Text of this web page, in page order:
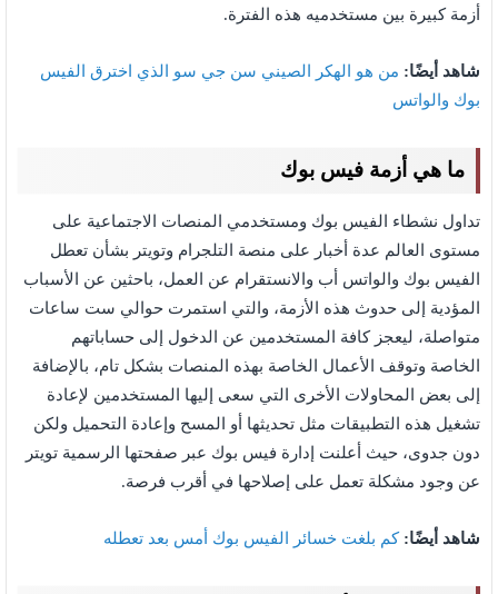
أزمة كبيرة بين مستخدميه هذه الفترة.
شاهد أيضًا: من هو الهكر الصيني سن جي سو الذي اخترق الفيس
بوك والواتس
ما هي أزمة فيس بوك
تداول نشطاء الفيس بوك ومستخدمي المنصات الاجتماعية على
مستوى العالم عدة أخبار على منصة التلجرام وتويتر بشأن تعطل
الفيس بوك والواتس أب والانستقرام عن العمل، باحثين عن الأسباب
المؤدية إلى حدوث هذه الأزمة، والتي استمرت حوالي ست ساعات
متواصلة، ليعجز كافة المستخدمين عن الدخول إلى حساباتهم
الخاصة وتوقف الأعمال الخاصة بهذه المنصات بشكل تام، بالإضافة
إلى بعض المحاولات الأخرى التي سعى إليها المستخدمين لإعادة
تشغيل هذه التطبيقات مثل تحديثها أو المسح وإعادة التحميل ولكن
دون جدوى، حيث أعلنت إدارة فيس بوك عبر صفحتها الرسمية تويتر
عن وجود مشكلة تعمل على إصلاحها في أقرب فرصة.
شاهد أيضًا: كم بلغت خسائر الفيس بوك أمس بعد تعطله